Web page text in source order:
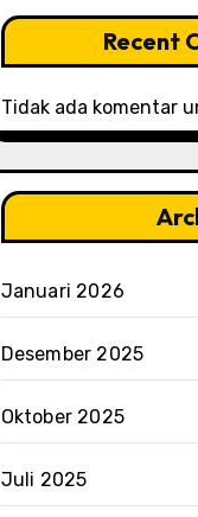
Recent
Tidak ada komentar
Januari 2026
Desember 2025
Oktober 2025
Juli 2025